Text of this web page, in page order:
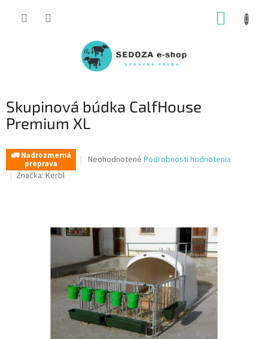
Skupinová búdka CalfHouse
Premium XL
🚛 Nadrozmerná
preprava
Priemerné
5
hviezdičiek.
Neohodnotené Podrobnosti hodnotenia
Značka: Kerbl